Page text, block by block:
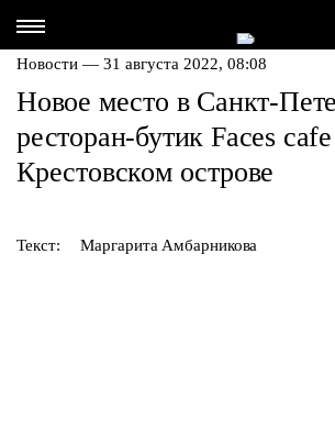
Новости — 31 августа 2022, 08:08
Новое место в Санкт-
ресторан-бутик Faces
Крестовском острове
Текст: Маргарита Амбарникова